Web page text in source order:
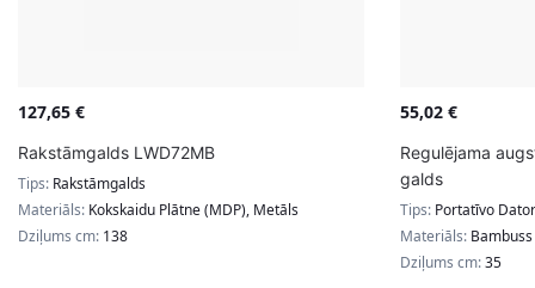
127,65 €
Rakstāmgalds LWD72MB
Tips: Rakstāmgalds
Materiāls: Kokskaidu Plātne (MDP), Metāls
Dziļums cm: 138
55,02 €
Regulējama
galds
Tips: Portatīvo
Materiāls: Bambuss
Dziļums cm:35